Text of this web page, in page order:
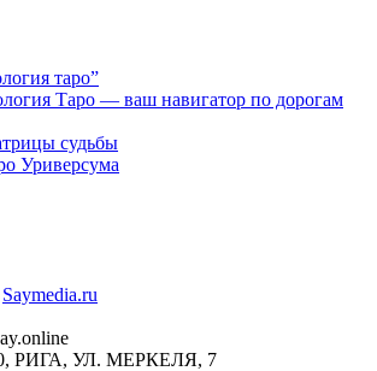
таро”
Таро — ваш навигатор по дорогам
судьбы
Уриверсума
Saymedia.ru
РИГА, УЛ. МЕРКЕЛЯ, 7